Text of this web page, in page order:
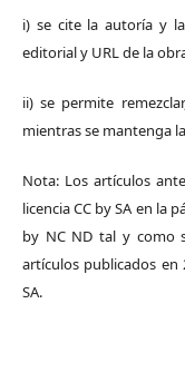
i) se cite la autoría y
editorial y URL de la
ii) se permite
mientras se mantenga
Nota: Los artículos
licencia CC by SA en la
by NC ND tal y como
artículos publicados en
SA.